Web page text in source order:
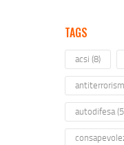
TAGS
acsi (8)
autodifesa